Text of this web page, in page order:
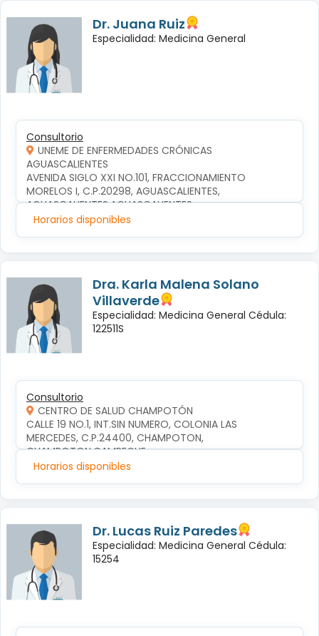
Dr. Juana Ruiz
Especialidad: Medicina General
Consultorio
UNEME DE ENFERMEDADES CRÓNICAS
AGUASCALIENTES
AVENIDA SIGLO XXI NO.101, FRACCIONAMIENTO
MORELOS I, C.P.20298, AGUASCALIENTES,
AGUASCALIENTES,AGUASCALIENTES
Horarios disponibles
Dra. Karla Malena Solano
Villaverde
Especialidad: Medicina General Cédula:
122511S
Consultorio
CENTRO DE SALUD CHAMPOTÓN
CALLE 19 NO.1, INT.SIN NUMERO, COLONIA LAS
MERCEDES, C.P.24400, CHAMPOTON,
CHAMPOTON,CAMPECHE
Horarios disponibles
Dr. Lucas Ruiz Paredes
Especialidad: Medicina General Cédula:
15254